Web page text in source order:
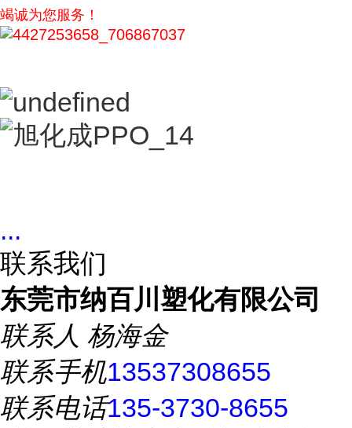
竭诚为您服务！
...
联系我们
东莞市纳百川塑化有限公司
联系人 杨海金
联系手机13537308655
联系电话135-3730-8655